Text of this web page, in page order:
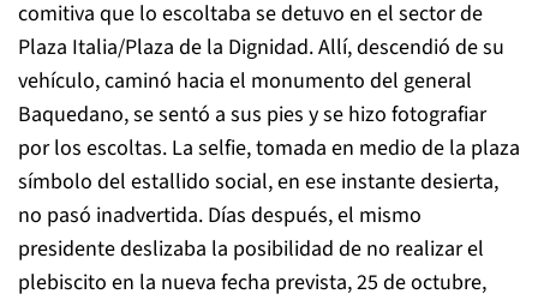
comitiva que lo escoltaba se detuvo en el sector de
Plaza Italia/Plaza de la Dignidad. Allí, descendió de su
vehículo, caminó hacia el monumento del general
Baquedano, se sentó a sus pies y se hizo fotografiar
por los escoltas. La selfie, tomada en medio de la plaza
símbolo del estallido social, en ese instante desierta,
no pasó inadvertida. Días después, el mismo
presidente deslizaba la posibilidad de no realizar el
plebiscito en la nueva fecha prevista, 25 de octubre,